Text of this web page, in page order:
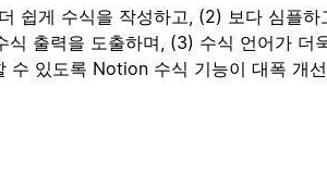
쉽게 수식을 작성하고, (2) 보다 심플하
식 출력을 도출하며, (3) 수식 언어가 더
수 있도록 Notion 수식 기능이 대폭 개